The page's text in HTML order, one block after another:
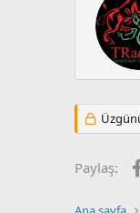
l
e
r
:
Paylaş: